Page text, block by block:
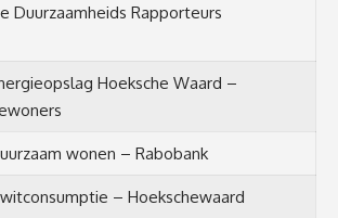
Duurzaamheids Rapporteurs
Hoeksche Waard –
wonen – Rabobank
– Hoekschewaard